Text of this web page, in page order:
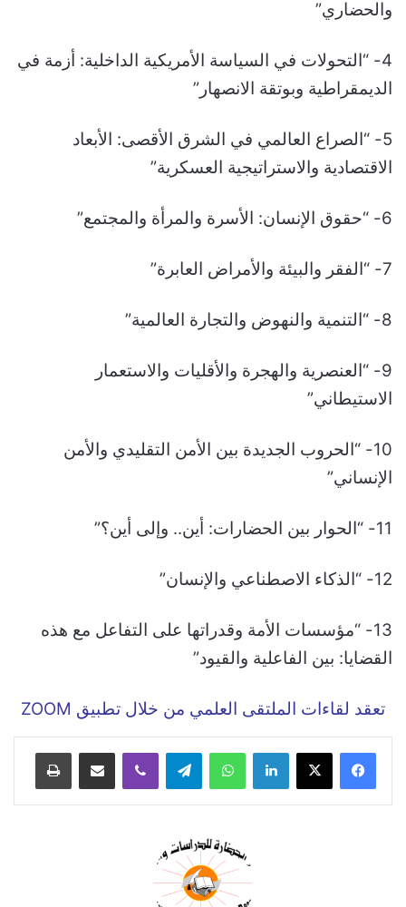
والحضاري”
4- “التحولات في السياسة الأمريكية الداخلية: أزمة في
الديمقراطية وبوتقة الانصهار”
5- “الصراع العالمي في الشرق الأقصى: الأبعاد
الاقتصادية والاستراتيجية العسكرية”
6- “حقوق الإنسان: الأسرة والمرأة والمجتمع”
7- “الفقر والبيئة والأمراض العابرة”
8- “التنمية والنهوض والتجارة العالمية”
9- “العنصرية والهجرة والأقليات والاستعمار
الاستيطاني”
10- “الحروب الجديدة بين الأمن التقليدي والأمن
الإنساني”
11- “الحوار بين الحضارات: أين.. وإلى أين؟”
12- “الذكاء الاصطناعي والإنسان”
13- “مؤسسات الأمة وقدراتها على التفاعل مع هذه
القضايا: بين الفاعلية والقيود”
تعقد لقاءات الملتقى العلمي من خلال تطبيق ZOOM
لينكدإن واتساب